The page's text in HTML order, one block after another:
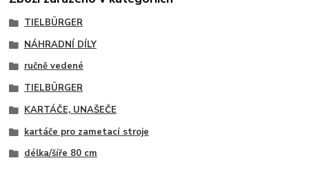
TIELBÜRGER
NÁHRADNÍ DÍLY
ručně vedené
TIELBÜRGER
KARTÁČE, UNAŠEČE
kartáče pro zametací stroje
délka/šíře 80 cm